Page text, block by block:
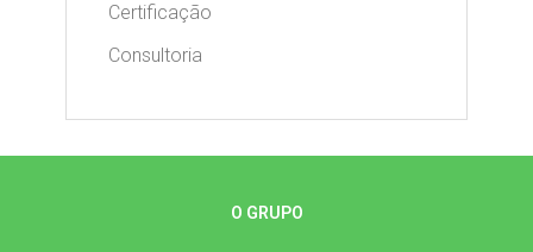
Certificação
Consultoria
O GRUPO